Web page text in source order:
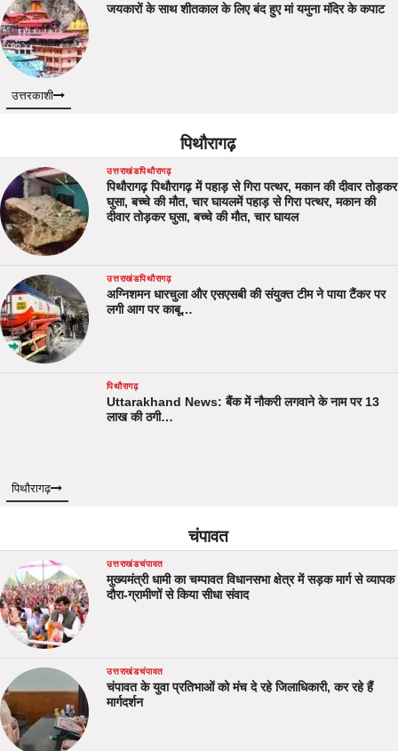
जयकारों के साथ शीतकाल के लिए बंद हुए मां यमुना मंदिर के कपाट
उत्तरकाशी
पिथौरागढ़
उत्तराखंडपिथौरागढ़
पिथौरागढ़ पिथौरागढ़ में पहाड़ से गिरा पत्थर, मकान की दीवार तोड़कर
घुसा, बच्चे की मौत, चार घायलमें पहाड़ से गिरा पत्थर, मकान की
दीवार तोड़कर घुसा, बच्चे की मौत, चार घायल
उत्तराखंडपिथौरागढ़
अग्निशमन धारचुला और एसएसबी की संयुक्त टीम ने पाया टैंकर पर
लगी आग पर काबू…
पिथौरागढ़
Uttarakhand News: बैंक में नौकरी लगवाने के नाम पर 13
लाख की ठगी…
पिथौरागढ़
चंपावत
उत्तराखंडचंपावत
मुख्यमंत्री धामी का चम्पावत विधानसभा क्षेत्र में सड़क मार्ग से व्यापक
दौरा-ग्रामीणों से किया सीधा संवाद
उत्तराखंडचंपावत
चंपावत के युवा प्रतिभाओं को मंच दे रहे जिलाधिकारी, कर रहे हैं
मार्गदर्शन